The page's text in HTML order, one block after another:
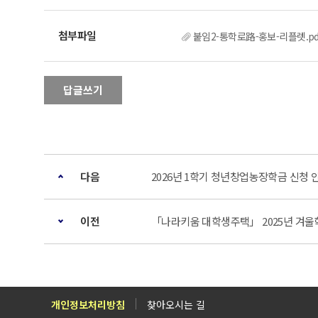
붙임2-통학로路-홍보-리플렛
답글쓰기
다음 2026년 1학기 청년창업농장학금 신청
이전 「나라키움 대학생주택」 2025년 겨
개인정보처리방침 찾아오시는 길